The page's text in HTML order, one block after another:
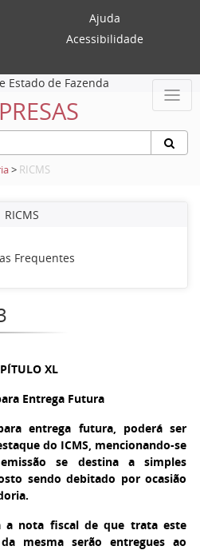
Ajuda
Acessibilidade
Estado de Fazenda
> RICMS
RICMS
Frequentes
XL
Entrega Futura
entrega futura, poderá ser
do ICMS, mencionando-se
se destina a simples
sendo debitado por ocasião
a nota fiscal de que trata este
mesma serão entregues ao